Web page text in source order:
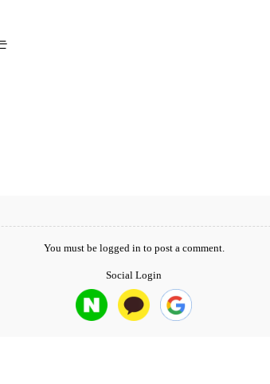
You must be logged into post a comment.
Social Login